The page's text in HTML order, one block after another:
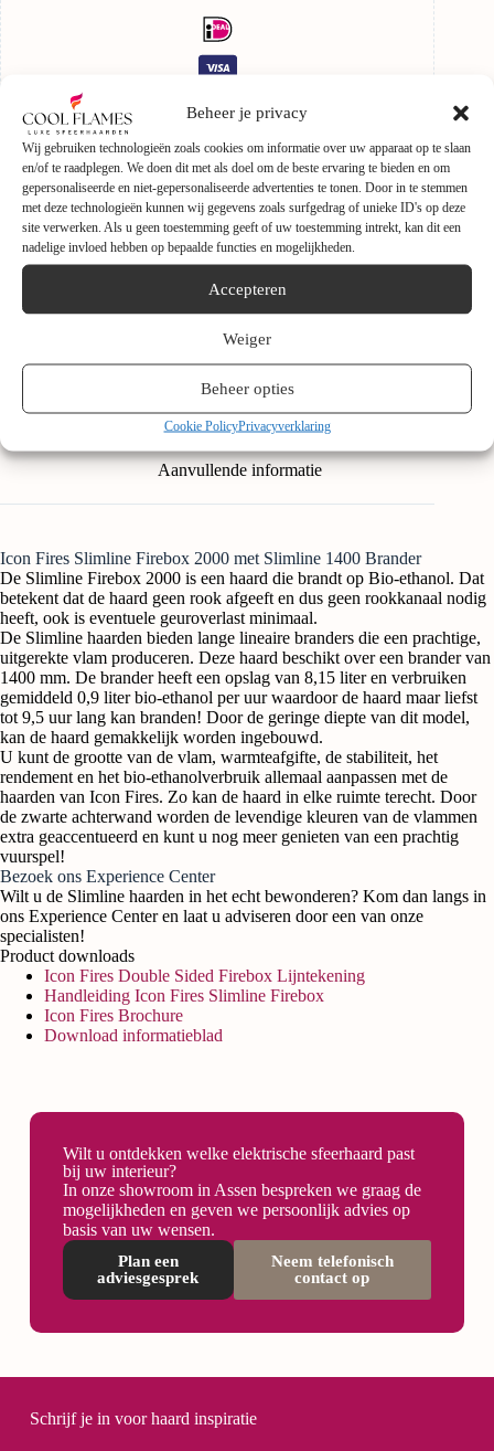
Beheer je privacy
Wij gebruiken technologieën zoals cookies om informatie over uw apparaat op te slaan
en/of te raadplegen. We doen dit met als doel om de beste ervaring te bieden en om
gepersonaliseerde en niet-gepersonaliseerde advertenties te tonen. Door in te stemmen
met deze technologieën kunnen wij gegevens zoals surfgedrag of unieke ID's op deze
site verwerken. Als u geen toestemming geeft of uw toestemming intrekt, kan dit een
nadelige invloed hebben op bepaalde functies en mogelijkheden.
Accepteren
Weiger
Beheer opties
Cookie PolicyPrivacyverklaring
Beschrijving
Aanvullende informatie
Icon Fires Slimline Firebox 2000 met Slimline 1400 Brander
De Slimline Firebox 2000 is een haard die brandt op Bio-ethanol. Dat
betekent dat de haard geen rook afgeeft en dus geen rookkanaal nodig
heeft, ook is eventuele geuroverlast minimaal.
De Slimline haarden bieden lange lineaire branders die een prachtige,
uitgerekte vlam produceren. Deze haard beschikt over een brander van
1400 mm. De brander heeft een opslag van 8,15 liter en verbruiken
gemiddeld 0,9 liter bio-ethanol per uur waardoor de haard maar liefst
tot 9,5 uur lang kan branden! Door de geringe diepte van dit model,
kan de haard gemakkelijk worden ingebouwd.
U kunt de grootte van de vlam, warmteafgifte, de stabiliteit, het
rendement en het bio-ethanolverbruik allemaal aanpassen met de
haarden van Icon Fires. Zo kan de haard in elke ruimte terecht. Door
de zwarte achterwand worden de levendige kleuren van de vlammen
extra geaccentueerd en kunt u nog meer genieten van een prachtig
vuurspel!
Bezoek ons Experience Center
Wilt u de Slimline haarden in het echt bewonderen? Kom dan langs in
ons Experience Center en laat u adviseren door een van onze
specialisten!
Product downloads
Icon Fires Double Sided Firebox Lijntekening
Handleiding Icon Fires Slimline Firebox
Icon Fires Brochure
Download informatieblad
Wilt u ontdekken welke elektrische sfeerhaard past
bij uw interieur?
In onze showroom in Assen bespreken we graag de
mogelijkheden en geven we persoonlijk advies op
basis van uw wensen.
Plan een
adviesgesprek
Neem telefonisch
contact op
Schrijf je in voor haard inspiratie